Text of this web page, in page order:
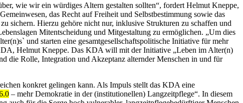
wie wir ein würdiges Altern gestalten sollten“, fordert Helmut Kneppe,
das Recht auf Freiheit und Selbstbestimmung sowie das
sichern. Hierzu gehöre nicht nur, inklusive Strukturen zu schaffen und
Mitentscheidung und Mitgestaltung zu ermöglichen. „Um dies
und starten eine gesamtgesellschaftspolitische Initiative für mehr
Helmut Kneppe. Das KDA will mit der Initiative „Leben im Alter(n)
die Rolle, Integration und Akzeptanz alternder Menschen in und für
konkret gelingen kann. Als Impuls stellt das KDA eine
– mehr Demokratie in der (institutionellen) Langzeitpflege“. In diesem